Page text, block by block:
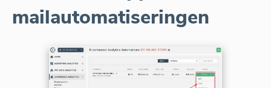
mailautomatiseringen